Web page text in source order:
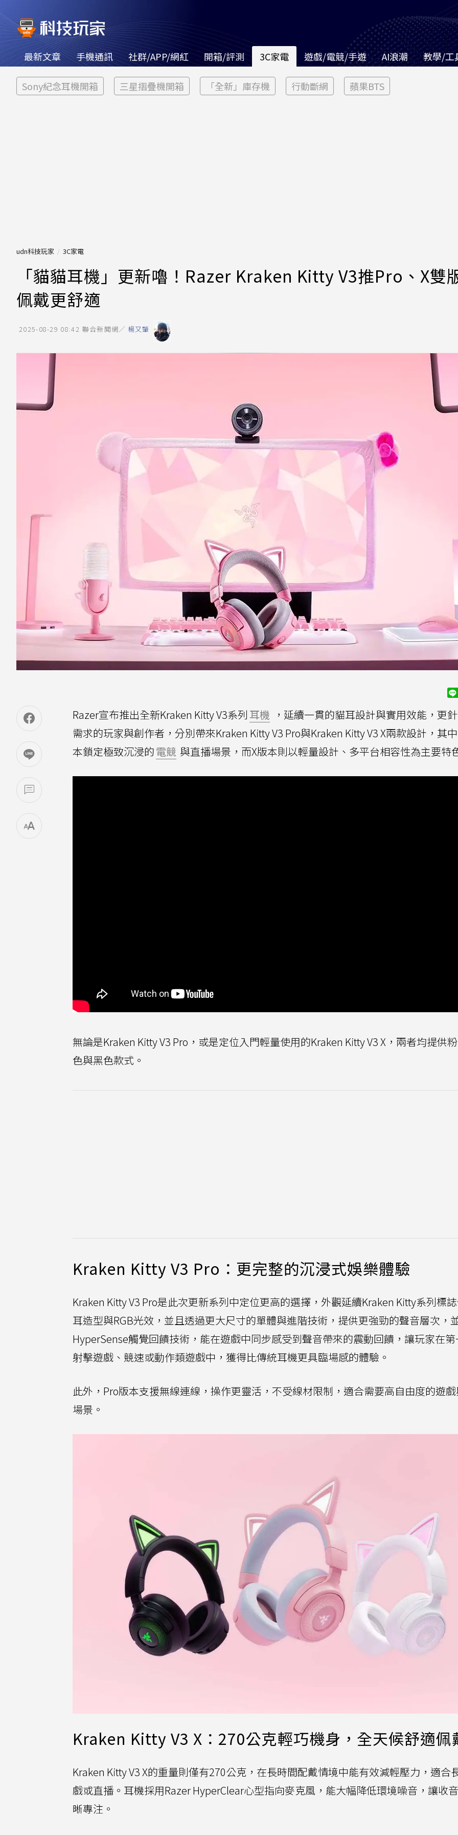
最新文章 手機通訊 社群/APP/網紅 開箱/評測 3C家電 遊戲/電競/手遊 AI浪潮 教學/工
Sony紀念耳機開箱 三星摺疊機開箱 「全新」庫存機 行動斷網 蘋果BTS
udn科技玩家 3C家電
「貓貓耳機」更新嚕！Razer Kraken Kitty V3推Pro、X雙
佩戴更舒適
2025-08-29 08:42 聯合新聞網／ 楊又肇
Razer宣布推出全新Kraken Kitty V3系列 耳機 ，延續一貫的貓耳設計與實用效能，更
需求的玩家與創作者，分別帶來Kraken Kitty V3 Pro與Kraken Kitty V3 X兩款設計，其
本鎖定極致沉浸的電競 與直播場景，而X版本則以輕量設計、多平台相容性為主要特
無論是Kraken Kitty V3 Pro，或是定位入門輕量使用的Kraken Kitty V3 X，兩者均提供
色與黑色款式。
Kraken Kitty V3 Pro：更完整的沉浸式娛樂體驗
Kraken Kitty V3 Pro是此次更新系列中定位更高的選擇，外觀延續Kraken Kitty系列標
耳造型與RGB光效，並且透過更大尺寸的單體與進階技術，提供更強勁的聲音層次，
HyperSense觸覺回饋技術，能在遊戲中同步感受到聲音帶來的震動回饋，讓玩家在
射擊遊戲、競速或動作類遊戲中，獲得比傳統耳機更具臨場感的體驗。
此外，Pro版本支援無線連線，操作更靈活，不受線材限制，適合需要高自由度的遊
場景。
Kraken Kitty V3 X：270公克輕巧機身，全天候舒適佩
Kraken Kitty V3 X的重量則僅有270公克，在長時間配戴情境中能有效減輕壓力，適合
戲或直播。耳機採用Razer HyperClear心型指向麥克風，能大幅降低環境噪音，讓收
晰專注。